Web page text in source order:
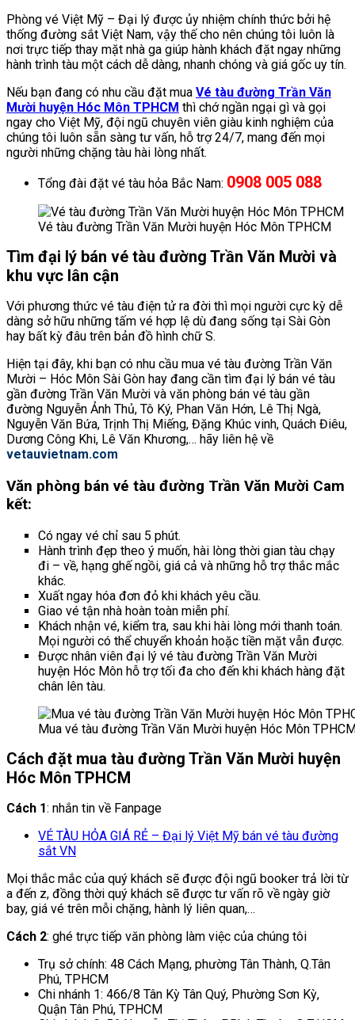
Phòng vé Việt Mỹ – Đại lý được ủy nhiệm chính thức bởi hệ
thống đường sắt Việt Nam, vậy thế cho nên chúng tôi luôn là
nơi trực tiếp thay mặt nhà ga giúp hành khách đặt ngay những
hành trình tàu một cách dễ dàng, nhanh chóng và giá gốc uy tín.
Nếu bạn đang có nhu cầu đặt mua Vé tàu đường Trần Văn
Mười huyện Hóc Môn TPHCM thì chớ ngần ngại gì và gọi
ngay cho Việt Mỹ, đội ngũ chuyên viên giàu kinh nghiệm của
chúng tôi luôn sẵn sàng tư vấn, hỗ trợ 24/7, mang đến mọi
người những chặng tàu hài lòng nhất.
Tổng đài đặt vé tàu hỏa Bắc Nam: 0908 005 088
Vé tàu đường Trần Văn Mười huyện Hóc Môn TPHCM
Tìm đại lý bán vé tàu đường Trần Văn Mười và
khu vực lân cận
Với phương thức vé tàu điện tử ra đời thì mọi người cực kỳ dễ
dàng sở hữu những tấm vé hợp lệ dù đang sống tại Sài Gòn
hay bất kỳ đâu trên bản đồ hình chữ S.
Hiện tại đây, khi bạn có nhu cầu mua vé tàu đường Trần Văn
Mười – Hóc Môn Sài Gòn hay đang cần tìm đại lý bán vé tàu
gần đường Trần Văn Mười và văn phòng bán vé tàu gần
đường Nguyễn Ảnh Thủ, Tô Ký, Phan Văn Hớn, Lê Thị Ngà,
Nguyễn Văn Bứa, Trịnh Thị Miếng, Đặng Khúc vinh, Quách Điêu,
Dương Công Khi, Lê Văn Khương,… hãy liên hệ về
vetauvietnam.com
Văn phòng bán vé tàu đường Trần Văn Mười Cam
kết:
Có ngay vé chỉ sau 5 phút.
Hành trình đẹp theo ý muốn, hài lòng thời gian tàu chạy
đi – về, hạng ghế ngồi, giá cả và những hỗ trợ thắc mắc
khác.
Xuất ngay hóa đơn đỏ khi khách yêu cầu.
Giao vé tận nhà hoàn toàn miễn phí.
Khách nhận vé, kiểm tra, sau khi hài lòng mới thanh toán.
Mọi người có thể chuyển khoản hoặc tiền mặt vẫn được.
Được nhân viên đại lý vé tàu đường Trần Văn Mười
huyện Hóc Môn hỗ trợ tối đa cho đến khi khách hàng đặt
chân lên tàu.
Mua vé tàu đường Trần Văn Mười huyện Hóc Môn
Cách đặt mua tàu đường Trần Văn Mười huyện
Hóc Môn TPHCM
Cách 1: nhắn tin về Fanpage
VÉ TÀU HỎA GIÁ RẺ – Đại lý Việt Mỹ bán vé tàu đường
sắt VN
Mọi thắc mắc của quý khách sẽ được đội ngũ booker trả lời từ
a đến z, đồng thời quý khách sẽ được tư vấn rõ về ngày giờ
bay, giá vé trên mỗi chặng, hành lý liên quan,…
Cách 2: ghé trực tiếp văn phòng làm việc của chúng tôi
Trụ sở chính: 48 Cách Mạng, phường Tân Thành, Q.Tân
Phú, TPHCM
Chi nhánh 1: 466/8 Tân Kỳ Tân Quý, Phường Sơn Kỳ,
Quận Tân Phú, TPHCM